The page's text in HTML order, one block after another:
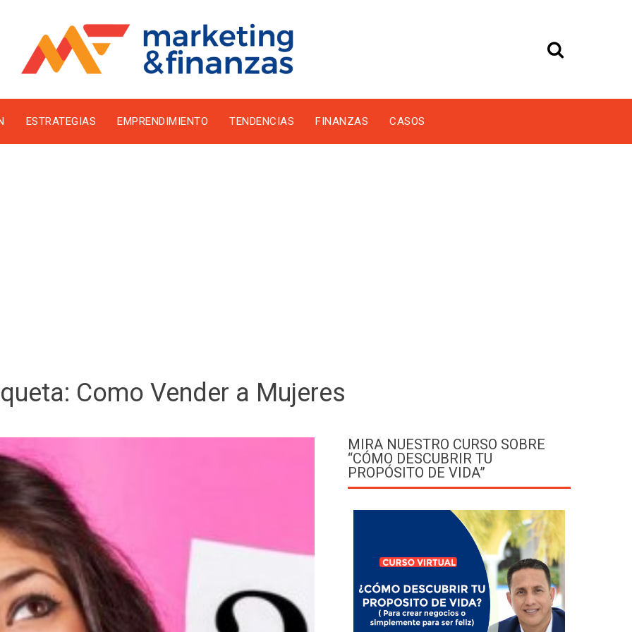
ESTRATEGIAS EMPRENDIMIENTO TENDENCIAS FINANZAS CASOS
Como Vender a Mujeres
MIRA NUESTRO CURSO SOBRE
“CÓMO DESCUBRIR TU
PROPÓSITO DE VIDA”